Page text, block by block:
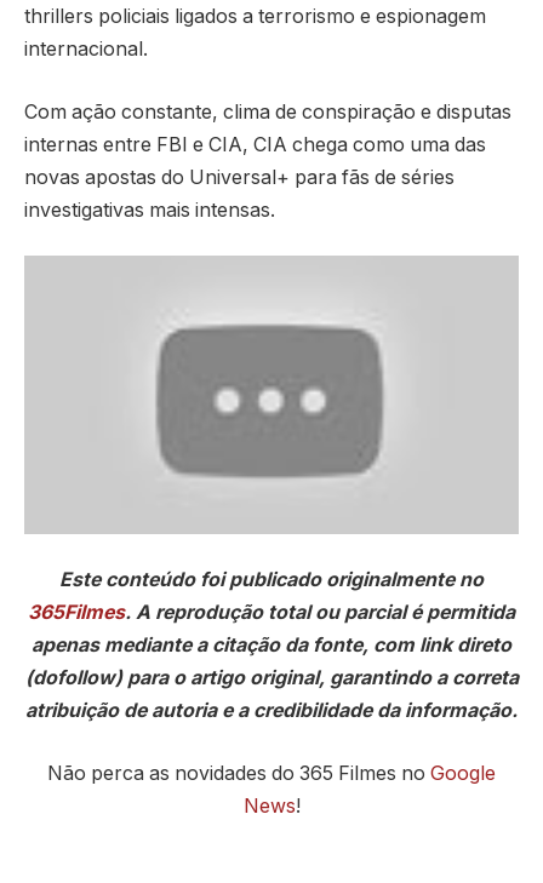
thrillers policiais ligados a terrorismo e espionagem
internacional.
Com ação constante, clima de conspiração e disputas
internas entre FBI e CIA, CIA chega como uma das
novas apostas do Universal+ para fãs de séries
investigativas mais intensas.
Este conteúdo foi publicado originalmente no
365Filmes. A reprodução total ou parcial é permitida
apenas mediante a citação da fonte, com link direto
(dofollow) para o artigo original, garantindo a correta
atribuição de autoria e a credibilidade da informação.
Não perca as novidades do 365 Filmes no Google
News!